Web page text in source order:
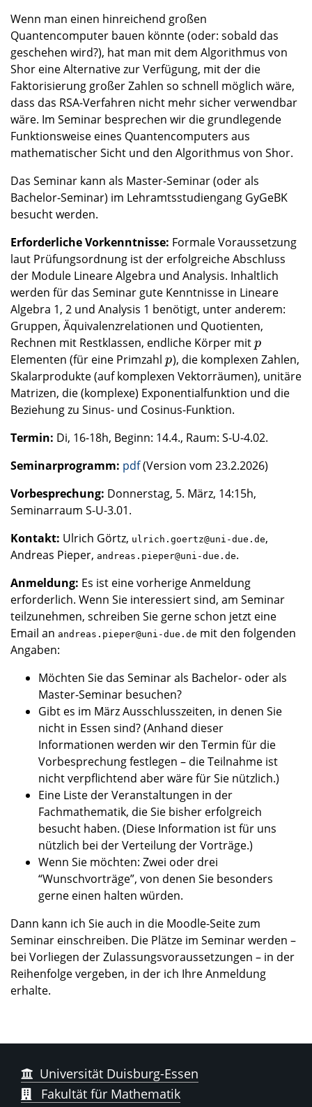
Wenn man einen hinreichend großen
Quantencomputer bauen könnte (oder: sobald das
geschehen wird?), hat man mit dem Algorithmus von
Shor eine Alternative zur Verfügung, mit der die
Faktorisierung großer Zahlen so schnell möglich wäre,
dass das RSA-Verfahren nicht mehr sicher verwendbar
wäre. Im Seminar besprechen wir die grundlegende
Funktionsweise eines Quantencomputers aus
mathematischer Sicht und den Algorithmus von Shor.
Das Seminar kann als Master-Seminar (oder als
Bachelor-Seminar) im Lehramtsstudiengang GyGeBK
besucht werden.
Erforderliche Vorkenntnisse: Formale Voraussetzung
laut Prüfungsordnung ist der erfolgreiche Abschluss
der Module Lineare Algebra und Analysis. Inhaltlich
werden für das Seminar gute Kenntnisse in Lineare
Algebra 1, 2 und Analysis 1 benötigt, unter anderem:
Gruppen, Äquivalenzrelationen und Quotienten,
Rechnen mit Restklassen, endliche Körper mit p
p
Elementen (für eine Primzahl p
p), die komplexen Zahlen,
Skalarprodukte (auf komplexen Vektorräumen), unitäre
Matrizen, die (komplexe) Exponentialfunktion und die
Beziehung zu Sinus- und Cosinus-Funktion.
Termin: Di, 16-18h, Beginn: 14.4., Raum: S-U-4.02.
Seminarprogramm: pdf(Version vom 23.2.2026)
Vorbesprechung: Donnerstag, 5. März, 14:15h,
Seminarraum S-U-3.01.
Kontakt: Ulrich Görtz, ulrich.goertz@uni-due.de,
Andreas Pieper, andreas.pieper@uni-due.de.
Anmeldung: Es ist eine vorherige Anmeldung
erforderlich. Wenn Sie interessiert sind, am Seminar
teilzunehmen, schreiben Sie gerne schon jetzt eine
Email an andreas.pieper@uni-due.de mit den folgenden
Angaben:
Möchten Sie das Seminar als Bachelor- oder als
Master-Seminar besuchen?
Gibt es im März Ausschlusszeiten, in denen Sie
nicht in Essen sind? (Anhand dieser
Informationen werden wir den Termin für die
Vorbesprechung festlegen – die Teilnahme ist
nicht verpflichtend aber wäre für Sie nützlich.)
Eine Liste der Veranstaltungen in der
Fachmathematik, die Sie bisher erfolgreich
besucht haben. (Diese Information ist für uns
nützlich bei der Verteilung der Vorträge.)
Wenn Sie möchten: Zwei oder drei
“Wunschvorträge”, von denen Sie besonders
gerne einen halten würden.
Dann kann ich Sie auch in die Moodle-Seite zum
Seminar einschreiben. Die Plätze im Seminar werden –
bei Vorliegen der Zulassungsvoraussetzungen – in der
Reihenfolge vergeben, in der ich Ihre Anmeldung
erhalte.
Universität Duisburg-Essen
Fakultät für Mathematik